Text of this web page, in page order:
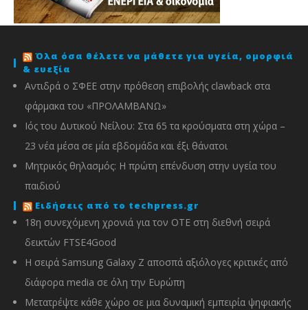
Όλα όσα θέλετε να μάθετε για υγεία, ομορφιά
& ευεξία
Αντιδρά ο ΣΦΕΕ στην πρόθεση επιβολής clawback στα
φάρμακα του «ΠΡΟΛΑΜΒΑΝΩ»
Ιός του Δυτικού Νείλου: Στα 65 τα κρούσματα στη χώρα –
23 νέα μέσα σε μία εβδομάδα και έξι θάνατοι
Μητρικός θηλασμός: Η πρώτη επένδυση στην υγεία του
παιδιού
Ειδήσεις από το techpress.gr
18η συνεχόμενη χρονιά για τον ΟΤΕ στη διεθνή σειρά
δεικτών FTSE4Good
Η σειρά Samsung Galaxy Z αποσπά αξιόλογες κριτικές από
διάφορα media σε όλη την Ευρώπη
Μετατρέψτε κάθε χώρο σε μια δυναμική εμπειρία ψηφιακής